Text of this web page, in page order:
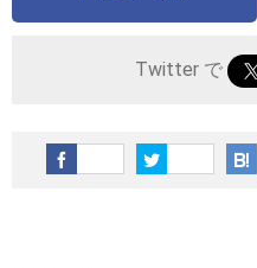
Twitter で